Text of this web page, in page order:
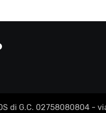
di G.C. 02758080804 -